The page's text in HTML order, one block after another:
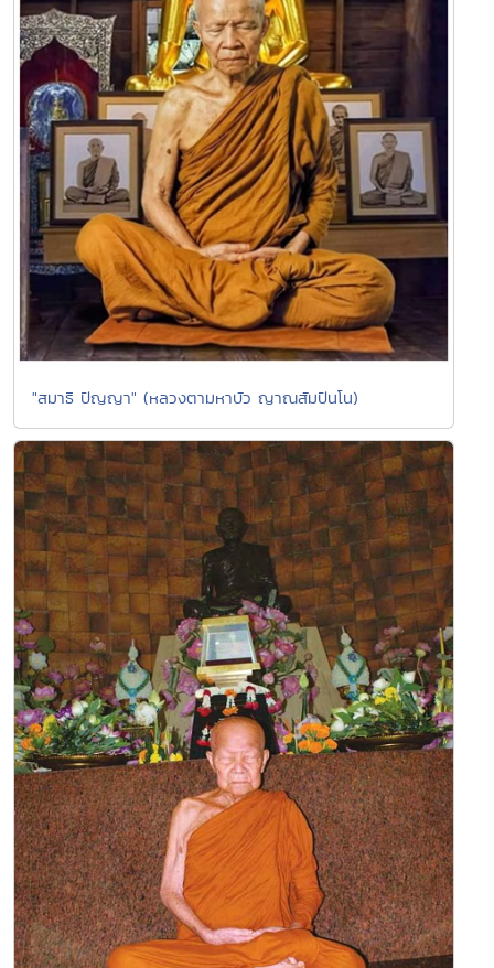
"สมาธิ ปัญญา" (หลวงตามหาบัว ญาณสัมปันโน)